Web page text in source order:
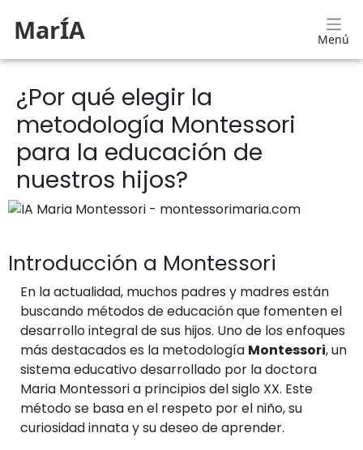
MarÍA Menú
¿Por qué elegir la
metodología Montessori
para la educación de
nuestros hijos?
Introducción a Montessori
En la actualidad, muchos padres y madres están
buscando métodos de educación que fomenten el
desarrollo integral de sus hijos. Uno de los enfoques
más destacados es la metodología Montessori, un
sistema educativo desarrollado por la doctora
Maria Montessori a principios del siglo XX. Este
método se basa en el respeto por el niño, su
curiosidad innata y su deseo de aprender.